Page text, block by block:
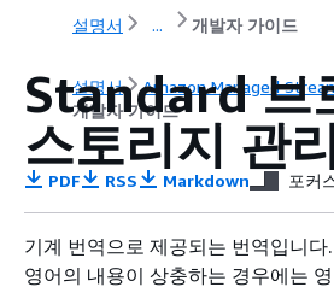
설명서 ... 개발자 가이드
설명서
Amazon Managed
개발자 가이드
Standard 브
스토리지 관
PDF RSS Markdown 포커
기계 번역으로 제공되는 번역입니
영어의 내용이 상충하는 경우에는